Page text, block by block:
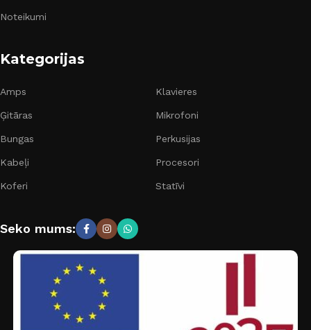
Noteikumi
Kategorijas
Amps
Ģitāras
Bungas
Kabeļi
Koferi
Klavieres
Mikrofoni
Perkusijas
Procesori
Statīvi
Seko mums: